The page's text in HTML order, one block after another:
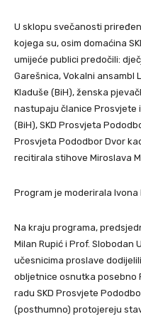
U sklopu svečanosti
kojega su, osim domaćina
umijeće publici predočili:
Garešnica, Vokalni ansambl
Kladuše (BiH), ženska
nastupaju članice Prosvjete
(BiH), SKD Prosvjeta
Prosvjeta Pododbor Dvor
recitirala stihove Miroslava
Program je moderirala Ivona
Na kraju programa,
Milan Rupić i Prof. Slobodan
učesnicima proslave
obljetnice osnutka posebno
radu SKD Prosvjete
(posthumno) protojereju